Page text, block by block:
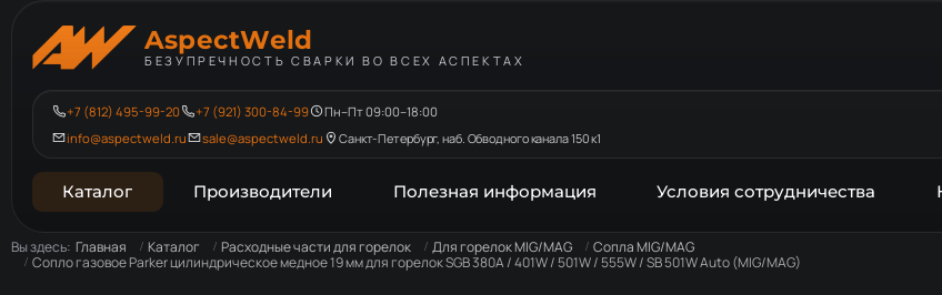
AspectWeld
БЕЗУПРЕЧНОСТЬ СВАРКИ ВО ВСЕХ АСПЕКТАХ
+7 (812) 495-99-20 +7 (921) 300-84-99
Пн–Пт 09:00–18:00
info@aspectweld.ru
sale@aspectweld.ru Санкт-Петербург, наб. Обводного канала 150 к1
Каталог Производители Полезная информация Условия сотрудничества
Вы здесь: Главная Каталог Расходные части для горелок Для горелок MIG/MAG
Сопла MIG/MAG
Сопло газовое Parker цилиндрическое медное 19 мм для горелок SGB 380A / 401W / 501W / 555W / SB 501W Auto (MIG/MAG)